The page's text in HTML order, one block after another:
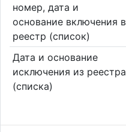
номер, дата и
основание включения в
реестр (список)
Дата и основание
исключения из реестра
(списка)